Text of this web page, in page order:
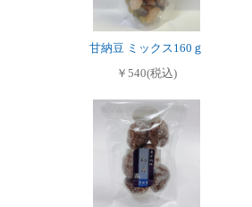
甘納豆 ミックス160ｇ
￥540(税込)